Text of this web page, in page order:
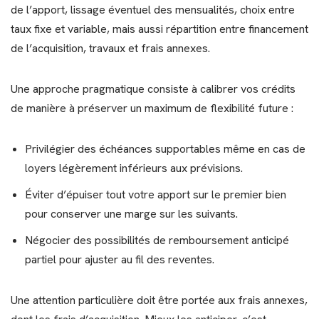
de l’apport, lissage éventuel des mensualités, choix entre
taux fixe et variable, mais aussi répartition entre financement
de l’acquisition, travaux et frais annexes.
Une approche pragmatique consiste à calibrer vos crédits
de manière à préserver un maximum de flexibilité future :
Privilégier des échéances supportables même en cas de
loyers légèrement inférieurs aux prévisions.
Éviter d’épuiser tout votre apport sur le premier bien
pour conserver une marge sur les suivants.
Négocier des possibilités de remboursement anticipé
partiel pour ajuster au fil des reventes.
Une attention particulière doit être portée aux frais annexes,